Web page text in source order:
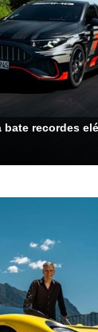
bate recordes